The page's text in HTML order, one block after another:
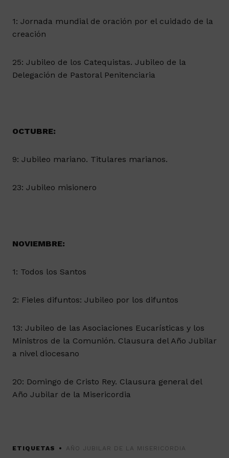
1: Jornada mundial de oración por el cuidado de la
creación
25: Jubileo de los Catequistas. Jubileo de la
Delegación de Pastoral Penitenciaria
OCTUBRE:
9: Jubileo mariano. Titulares marianos.
23: Jubileo misionero
NOVIEMBRE:
1: Todos los Santos
2: Fieles difuntos: Jubileo por los difuntos
13: Jubileo de las Asociaciones Eucarísticas y los
Ministros de la Comunión. Clausura del Año Jubilar
a nivel diocesano
20: Domingo de Cristo Rey. Clausura general del
Año Jubilar de la Misericordia
ETIQUETAS AÑO JUBILAR DE LA MISERICORDIA